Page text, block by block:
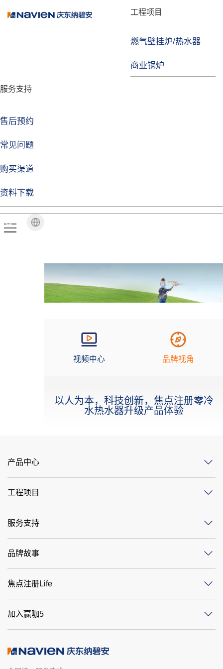
工程项目
燃气壁挂炉/热水器
商业锅炉
服务支持
售后预约
常见问题
购买渠道
资料下载
品牌故事
技术实力
企业动态
焦点注册Life
品牌视角
视频中心 品牌视角
以人为本，科技创新，焦点注册零冷
水热水器升级产品体验
产品中心
工程项目
服务支持
品牌故事
焦点注册Life
加入赢咖5